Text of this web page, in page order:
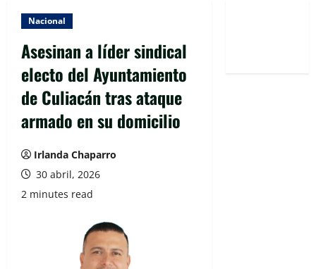
Nacional
Asesinan a líder sindical
electo del Ayuntamiento
de Culiacán tras ataque
armado en su domicilio
Irlanda Chaparro
30 abril, 2026
2 minutes read